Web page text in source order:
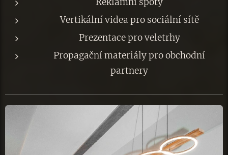
Vertikální videa pro sociální sítě
Prezentace pro veletrhy
Propagační materiály pro obchodní
partnery